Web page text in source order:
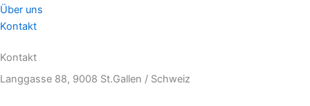
Über uns
Kontakt
Kontakt
Langgasse 88, 9008 St.Gallen / Schweiz